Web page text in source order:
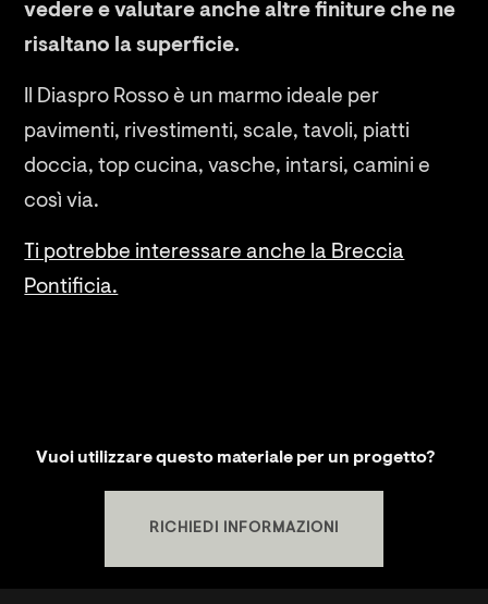
vedere e valutare anche altre finiture che ne
risaltano la superficie.
Il Diaspro Rosso è un marmo ideale per
pavimenti, rivestimenti, scale, tavoli, piatti
doccia, top cucina, vasche, intarsi, camini e
così via.
Ti potrebbe interessare anche la Breccia
Pontificia.
Vuoi utilizzare questo materiale per un progetto?
RICHIEDI INFORMAZIONI